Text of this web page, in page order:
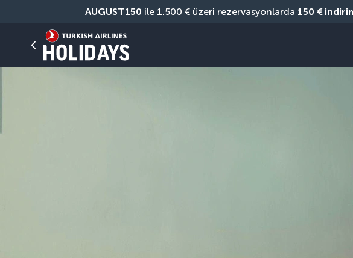
AUGUST150 ile 1.500 € üzeri rezervasyonlarda 150 €